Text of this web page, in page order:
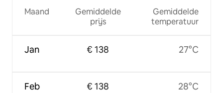
Maand
Jan
Feb
Gemiddelde
prijs
€ 138
€ 138
Gemiddelde
temperatuur
27°C
28°C